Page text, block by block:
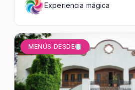
Experiencia mágica
MENÚS DESDE